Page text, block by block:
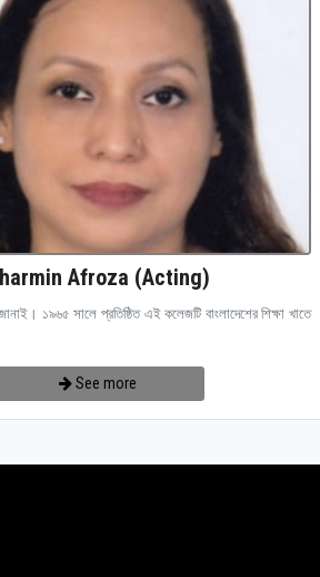
Afroza (Acting)
১৯৬৫ সালে প্রতিষ্ঠিত এই কলেজটি বাংলাদেশের শিক্ষা খাতে
See more